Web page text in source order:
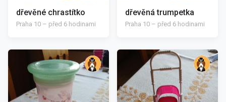
dřevěné chrastítko
Praha 10 – před 6 hodinami
dřevěná trumpetka
Praha 10 – před 6 hodinami
/> />